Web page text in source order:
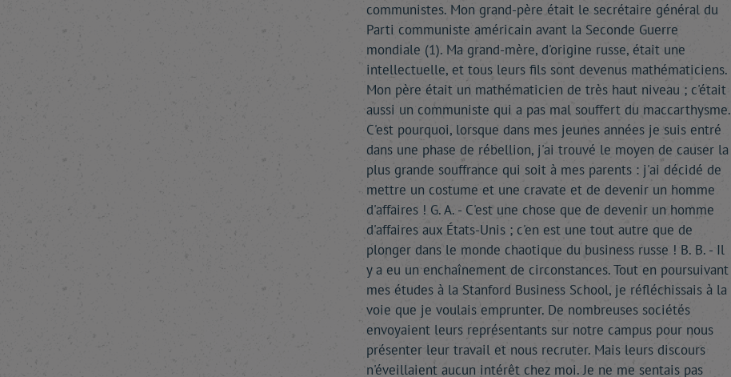
communistes. Mon grand-père était le secrétaire général du
Parti communiste américain avant la Seconde Guerre
mondiale (1). Ma grand-mère, d'origine russe, était une
intellectuelle, et tous leurs fils sont devenus mathématiciens.
Mon père était un mathématicien de très haut niveau ; c'était
aussi un communiste qui a pas mal souffert du maccarthysme.
C'est pourquoi, lorsque dans mes jeunes années je suis entré
dans une phase de rébellion, j'ai trouvé le moyen de causer la
plus grande souffrance qui soit à mes parents : j'ai décidé de
mettre un costume et une cravate et de devenir un homme
d'affaires ! G. A. - C'est une chose que de devenir un homme
d'affaires aux États-Unis ; c'en est une tout autre que de
plonger dans le monde chaotique du business russe ! B. B. - Il
y a eu un enchaînement de circonstances. Tout en poursuivant
mes études à la Stanford Business School, je réfléchissais à la
voie que je voulais emprunter. De nombreuses sociétés
envoyaient leurs représentants sur notre campus pour nous
présenter leur travail et nous recruter. Mais leurs discours
n'éveillaient aucun intérêt chez moi. Je ne me sentais pas